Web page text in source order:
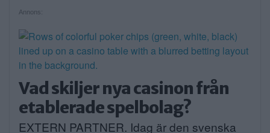
Annons:
Vad skiljer nya casinon från
etablerade spelbolag?
EXTERN PARTNER. Idag är den svenska